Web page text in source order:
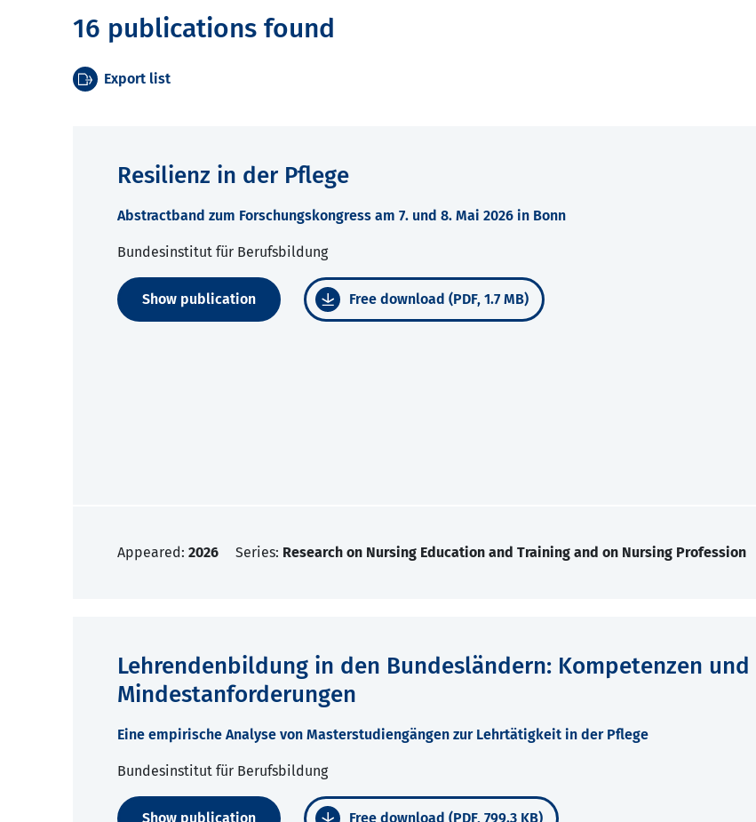
16 publications found
Export list
Resilienz in der Pflege
Abstractband zum Forschungskongress am 7. und 8. Mai 2026 in Bonn
Bundesinstitut für Berufsbildung
Show publication Free download (PDF, 1.7 MB)
Appeared: 2026 Series: Research on Nursing Education and Training and on Nursing Profession
Lehrendenbildung in den Bundesländern: Kompetenzen und
Mindestanforderungen
Eine empirische Analyse von Masterstudiengängen zur Lehrtätigkeit in der Pflege
Bundesinstitut für Berufsbildung
Show publication Free download (PDF, 799.3 KB)